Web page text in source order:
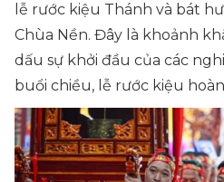
lễ rước kiệu Thánh và bát
Chùa Nền. Đây là khoảnh
dấu sự khởi đầu của các
buổi chiều, lễ rước kiệu